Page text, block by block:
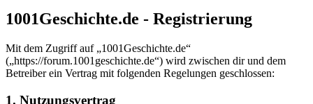
1001Geschichte.de - Registrierung
Mit dem Zugriff auf „1001Geschichte.de“
(„https://forum.1001geschichte.de“) wird zwischen dir und dem
Betreiber ein Vertrag mit folgenden Regelungen geschlossen:
1. Nutzungsvertrag